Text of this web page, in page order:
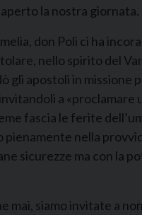
la nostra giornata.
don Poli ci ha
nello spirito del
gli apostoli in missione
a «proclamare
fascia le ferite
pienamente nella
sicurezze ma con la
mai, siamo invitate a